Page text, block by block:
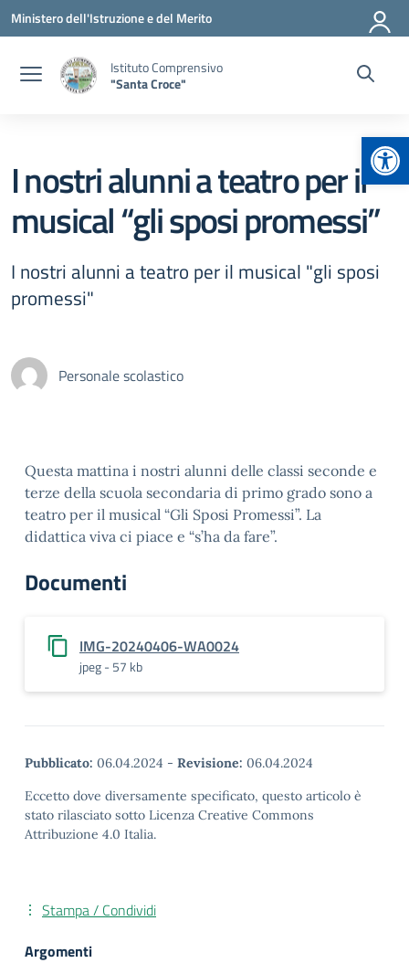
Vai ai contenuti
Vai al menu di navigazione
Vai al footer
Ministero dell'Istruzione e del Merito
Istituto Comprensivo
"Santa Croce"
I nostri alunni a teatro per il
musical “gli sposi promessi”
I nostri alunni a teatro per il musical "gli sposi
promessi"
Personale scolastico
Questa mattina i nostri alunni delle classi seconde e
terze della scuola secondaria di primo grado sono a
teatro per il musical “Gli Sposi Promessi”. La
didattica viva ci piace e “s’ha da fare”.
Documenti
IMG-20240406-WA0024
jpeg - 57 kb
Pubblicato: 06.04.2024 - Revisione: 06.04.2024
Eccetto dove diversamente specificato, questo articolo è
stato rilasciato sotto Licenza Creative Commons
Attribuzione 4.0 Italia.
Stampa / Condividi
Argomenti